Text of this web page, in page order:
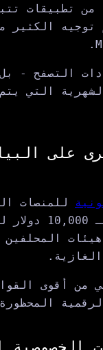
تطبيقات
توجيه الكثير
التصفح -
التي
على
للمنصات
على المراقبة
أقوى
الخصوصية